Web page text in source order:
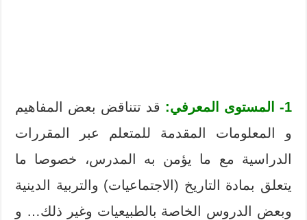
1- المستوى المعرفي:
قد تتناقض بعض المفاهيم
و المعلومات المقدمة للمتعلم عبر المقررات
الدراسية مع ما يؤمن به المدرس، خصوصا ما
يتعلق بمادة التاريخ (الاجتماعيات) والتربية الدينية
وبعض الدروس الخاصة بالطبيعيات وغير ذلك… و